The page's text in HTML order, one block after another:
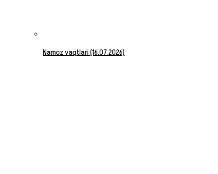
Namoz vaqtlari (16.07.2026)